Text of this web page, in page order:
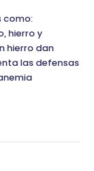
como:
hierro y
hierro dan
las defensas